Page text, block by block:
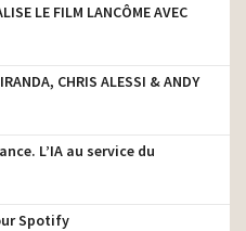
LE FILM LANCÔME AVEC
CHRIS ALESSI & ANDY
L’IA au service du
Spotify